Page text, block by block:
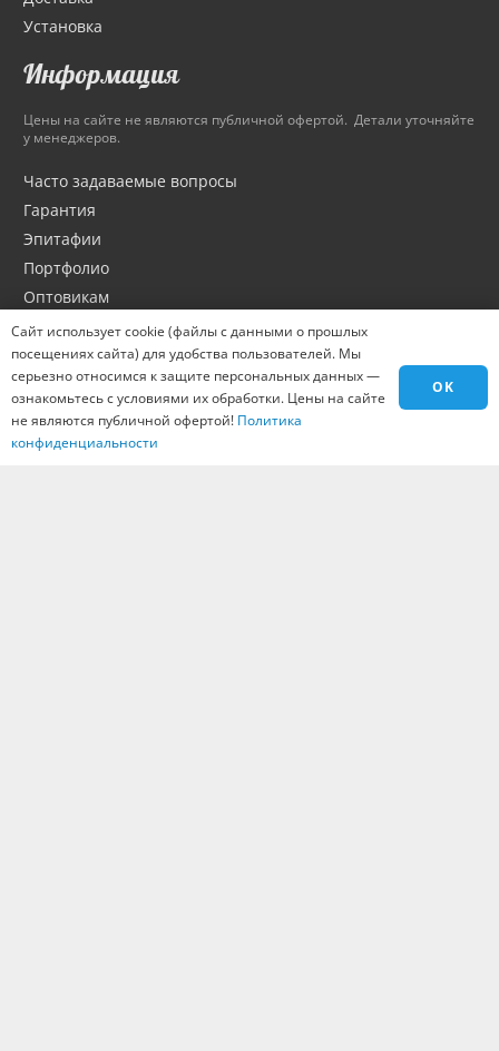
Установка
Информация
Цены на сайте не являются публичной офертой. Детали уточняйте
у менеджеров.
Часто задаваемые вопросы
Гарантия
Эпитафии
Портфолио
Оптовикам
Материалы
Города
Контакты
Сайт использует cookie (файлы с данными о прошлых
посещениях сайта) для удобства пользователей. Мы
серьезно относимся к защите персональных данных —
ознакомьтесь с условиями их обработки. Цены на сайте
не являются публичной офертой! Политика
конфиденциальности
OK